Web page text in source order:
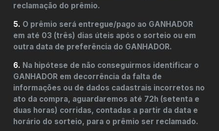
reclamação do prêmio.
5. O prêmio será entregue/pago ao GANHADOR
em até 03 (três) dias úteis após o sorteio ou em
outra data de preferência do GANHADOR.
6. Na hipótese de não conseguirmos identificar o
GANHADOR em decorrência da falta de
informações ou de dados cadastrais incorretos no
ato da compra, aguardaremos até 72h (setenta e
duas horas) corridas, contadas a partir da data e
horário do sorteio, para o prêmio ser reclamado.